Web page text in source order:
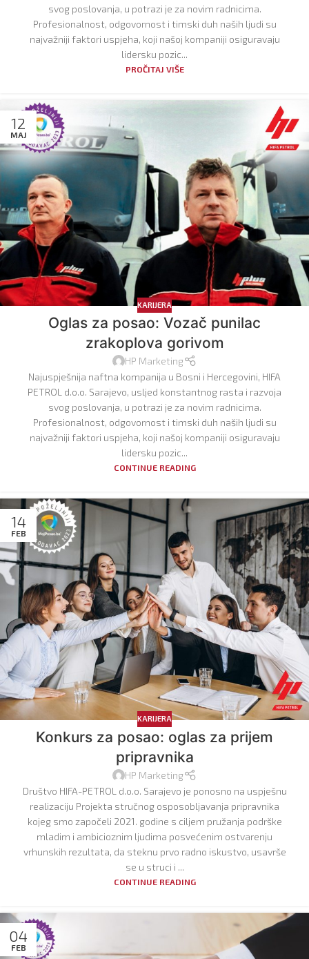
svog poslovanja, u potrazi je za novim radnicima.
Profesionalnost, odgovornost i timski duh naših ljudi su
najvažniji faktori uspjeha, koji našoj kompaniji osiguravaju
lidersku pozic...
PROČITAJ VIŠE
12
MAJ
KARIJERA
Oglas za posao: Vozač punilac
zrakoplova gorivom
HP Marketing
Najuspješnija naftna kompanija u Bosni i Hercegovini, HIFA
PETROL d.o.o. Sarajevo, usljed konstantnog rasta i razvoja
svog poslovanja, u potrazi je za novim radnicima.
Profesionalnost, odgovornost i timski duh naših ljudi su
najvažniji faktori uspjeha, koji našoj kompaniji osiguravaju
lidersku pozic...
CONTINUE READING
14
FEB
KARIJERA
Konkurs za posao: oglas za prijem
pripravnika
HP Marketing
Društvo HIFA-PETROL d.o.o. Sarajevo je ponosno na uspješnu
realizaciju Projekta stručnog osposobljavanja pripravnika
kojeg smo započeli 2021. godine s ciljem pružanja podrške
mladim i ambicioznim ljudima posvećenim ostvarenju
vrhunskih rezultata, da steknu prvo radno iskustvo, usavrše
se u struci i ...
CONTINUE READING
04
FEB